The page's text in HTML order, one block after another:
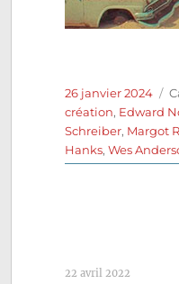
Publié
le
26 janvier 2024
création, Edward
Schreiber, Margot
Hanks,Wes
22 avril 2022